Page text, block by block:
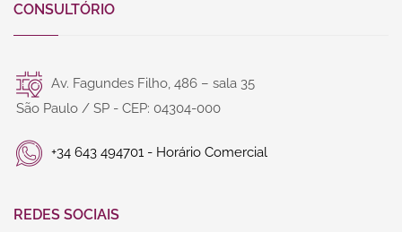
CONSULTÓRIO
Av. Fagundes Filho, 486 – sala 35
São Paulo / SP - CEP: 04304-000
+34 643 494701 - Horário Comercial
REDES SOCIAIS